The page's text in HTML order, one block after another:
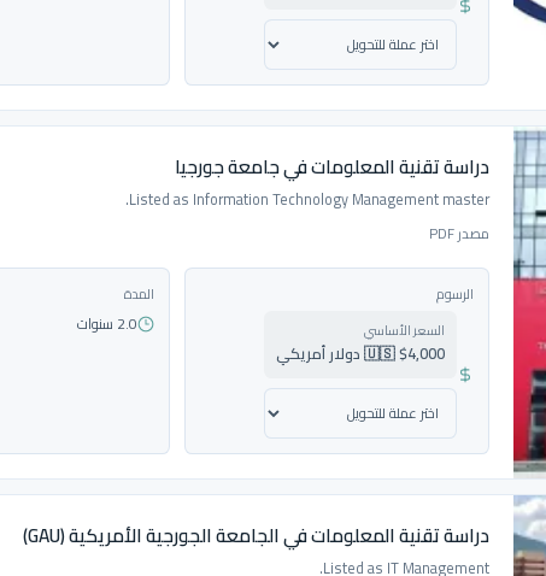
دراسة تقنية المعلومات في جامعة جورجيا
Listed as Information Technology Management master.
مصدر PDF
الرسوم
السعر الأساسي
🇺🇸 $4,000 دولار أمريكي
المدة
2.0 سنوات
دراسة تقنية المعلومات في الجامعة الجورجية الأمريكية (GAU)
Listed as IT Management.